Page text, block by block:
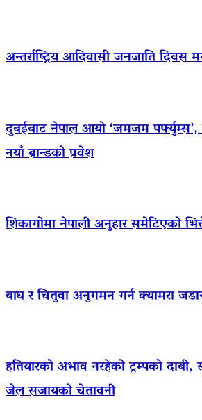
अन्तर्राष्ट्रिय आदिवासी जनजाति दिवस
दुबईबाट नेपाल आयो ‘जमजम
नयाँ ब्रान्डको प्रवेश
शिकागोमा नेपाली अनुहार समेटिएको
बाघ र चितुवा अनुगमन गर्न क्यामरा
हतियारको अभाव नरहेको ट्रम्पको
जेल सजायको चेतावनी